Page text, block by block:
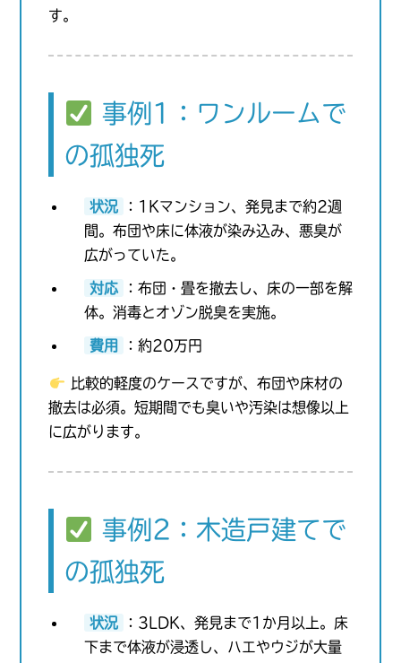
す。
事例1：ワンルームで
の孤独死
状況
：1Kマンション、発見まで約2週
間。布団や床に体液が染み込み、悪臭が
広がっていた。
対応
：布団・畳を撤去し、床の一部を解
体。消毒とオゾン脱臭を実施。
費用 ：約20万円
比較的軽度のケースですが、布団や床材の
撤去は必須。短期間でも臭いや汚染は想像以上
に広がります。
事例2：木造戸建てで
の孤独死
状況
：3LDK、発見まで1か月以上。床
下まで体液が浸透し、ハエやウジが大量